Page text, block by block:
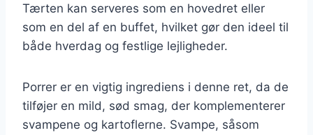
Tærten kan serveres som en hovedret eller
som en del af en buffet, hvilket gør den ideel til
både hverdag og festlige lejligheder.
Porrer er en vigtig ingrediens i denne ret, da de
tilføjer en mild, sød smag, der komplementerer
svampene og kartoflerne. Svampe, såsom